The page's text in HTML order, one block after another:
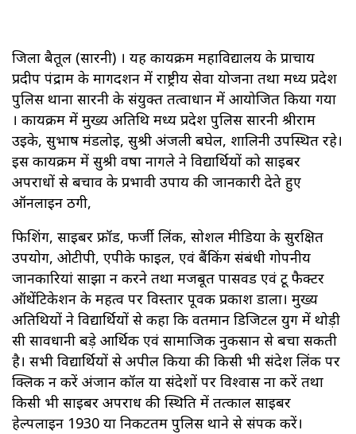
जिला बैतूल (सारनी) । यह कार्यक्रम महाविद्यालय के प्राचार्य
प्रदीप पंद्राम के मार्गदर्शन में राष्ट्रीय सेवा योजना तथा मध्य प्रदेश
पुलिस थाना सारनी के संयुक्त तत्वाधान में आयोजित किया गया
। कार्यक्रम में मुख्य अतिथि मध्य प्रदेश पुलिस सारनी श्रीराम
उईके, सुभाष मंडलोई, सुश्री अंजली बघेल, शालिनी उपस्थित रहे।
इस कार्यक्रम में सुश्री वर्षा नागले ने विद्यार्थियों को साइबर
अपराधों से बचाव के प्रभावी उपाय की जानकारी देते हुए
ऑनलाइन ठगी,
फिशिंग, साइबर फ्रॉड, फर्जी लिंक, सोशल मीडिया के सुरक्षित
उपयोग, ओटीपी, एपीके फाइल, एवं बैंकिंग संबंधी गोपनीय
जानकारियां साझा न करने तथा मजबूत पासवर्ड एवं टू फैक्टर
ऑथेंटिकेशन के महत्व पर विस्तार पूर्वक प्रकाश डाला। मुख्य
अतिथियों ने विद्यार्थियों से कहा कि वर्तमान डिजिटल युग में थोड़ी
सी सावधानी बड़े आर्थिक एवं सामाजिक नुकसान से बचा सकती
है। सभी विद्यार्थियों से अपील किया की किसी भी संदेश लिंक पर
क्लिक न करें अंजान कॉल या संदेशों पर विश्वास ना करें तथा
किसी भी साइबर अपराध की स्थिति में तत्काल साइबर
हेल्पलाइन 1930 या निकटतम पुलिस थाने से संपर्क करें।